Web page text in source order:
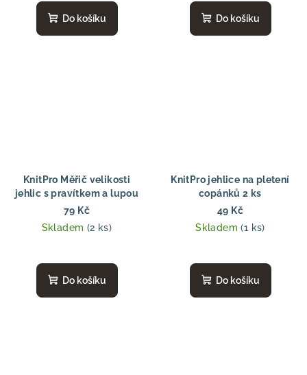
Do košíku Do košíku
KnitPro Měřič velikosti
jehlic s pravítkem a lupou
79 Kč
Skladem (2 ks)
Do košíku
KnitPro jehlice na pletení
copánků 2 ks
49 Kč
Skladem(1 ks)
Do košíku